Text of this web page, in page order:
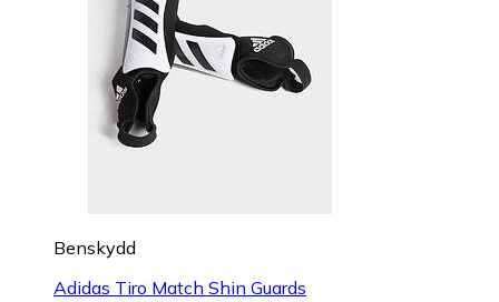
Benskydd
Adidas Tiro Match Shin Guards